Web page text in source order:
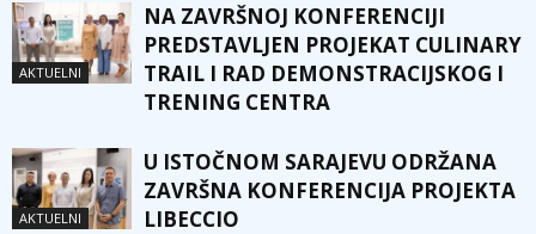
AKTUELNI
NA ZAVRŠNOJ KONFERENCIJI
PREDSTAVLJEN PROJEKAT CULINARY
TRAIL I RAD DEMONSTRACIJSKOG I
TRENING CENTRA
AKTUELNI
U ISTOČNOM SARAJEVU ODRŽANA
ZAVRŠNA KONFERENCIJA PROJEKTA
LIBECCIO